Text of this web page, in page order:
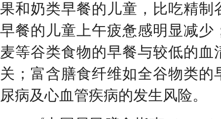
果和奶类早餐的儿童，比吃精制
早餐的儿童上午疲惫感明显减少
麦等谷类食物的早餐与较低的血
关；富含膳食纤维如全谷物类的
尿病及心血管疾病的发生风险。